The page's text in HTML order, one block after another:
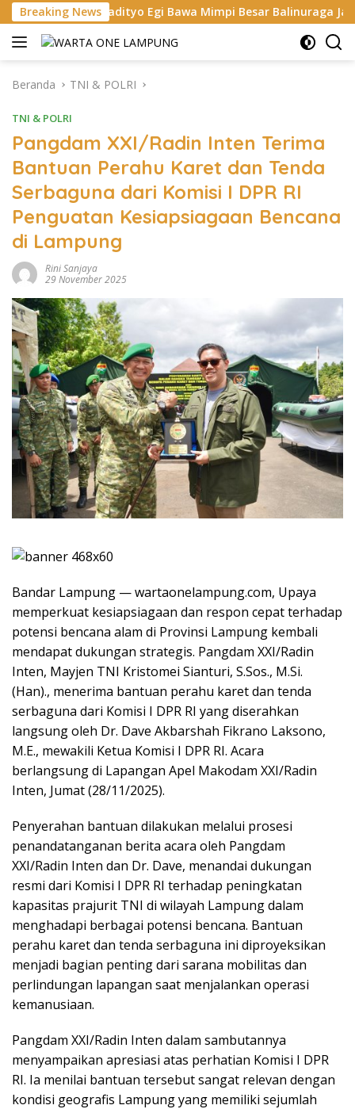
Langsung
ke
konten
Breaking News
Egi Bawa Mimpi Besar Balinuraga Jadi ‘Penglipuran’
Beranda TNI & POLRI
TNI & POLRI
Pangdam XXI/Radin Inten Terima
Bantuan Perahu Karet dan Tenda
Serbaguna dari Komisi I DPR RI
Penguatan Kesiapsiagaan Bencana
di Lampung
Rini Sanjaya
29 November 2025
Bandar Lampung — wartaonelampung.com, Upaya
memperkuat kesiapsiagaan dan respon cepat terhadap
potensi bencana alam di Provinsi Lampung kembali
mendapat dukungan strategis. Pangdam XXI/Radin
Inten, Mayjen TNI Kristomei Sianturi, S.Sos., M.Si.
(Han)., menerima bantuan perahu karet dan tenda
serbaguna dari Komisi I DPR RI yang diserahkan
langsung oleh Dr. Dave Akbarshah Fikrano Laksono,
M.E., mewakili Ketua Komisi I DPR RI. Acara
berlangsung di Lapangan Apel Makodam XXI/Radin
Inten, Jumat (28/11/2025).
Penyerahan bantuan dilakukan melalui prosesi
penandatanganan berita acara oleh Pangdam
XXI/Radin Inten dan Dr. Dave, menandai dukungan
resmi dari Komisi I DPR RI terhadap peningkatan
kapasitas prajurit TNI di wilayah Lampung dalam
menghadapi berbagai potensi bencana. Bantuan
perahu karet dan tenda serbaguna ini diproyeksikan
menjadi bagian penting dari sarana mobilitas dan
perlindungan lapangan saat menjalankan operasi
kemanusiaan.
Pangdam XXI/Radin Inten dalam sambutannya
menyampaikan apresiasi atas perhatian Komisi I DPR
RI. Ia menilai bantuan tersebut sangat relevan dengan
kondisi geografis Lampung yang memiliki sejumlah